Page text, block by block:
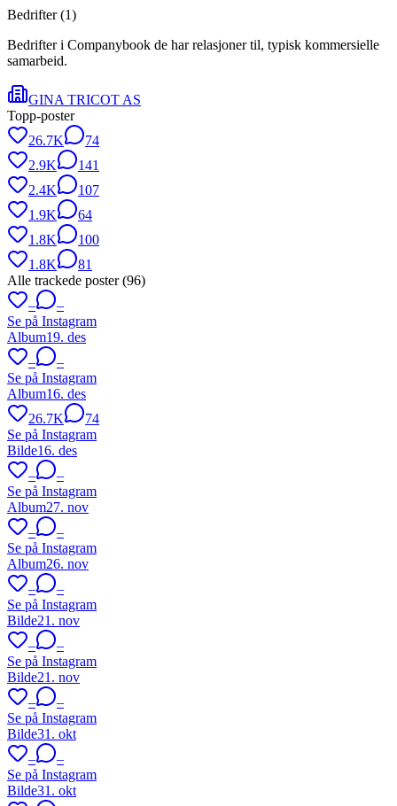
Bedrifter (1)
Bedrifter i Companybook de har relasjoner til, typisk kommersielle
samarbeid.
GINA TRICOT AS
Topp-poster
26.7K
74
2.9K
141
2.4K
107
1.9K
64
1.8K
100
1.8K
81
Alle trackede poster (96)
–
–
Se på Instagram
Album19. des
–
–
Se på Instagram
Album16. des
26.7K
74
Se på Instagram
Bilde16. des
–
–
Se på Instagram
Album27. nov
–
–
Se på Instagram
Album26. nov
–
–
Se på Instagram
Bilde21. nov
–
–
Se på Instagram
Bilde21. nov
–
–
Se på Instagram
Bilde31. okt
–
–
Se på Instagram
Bilde31. okt